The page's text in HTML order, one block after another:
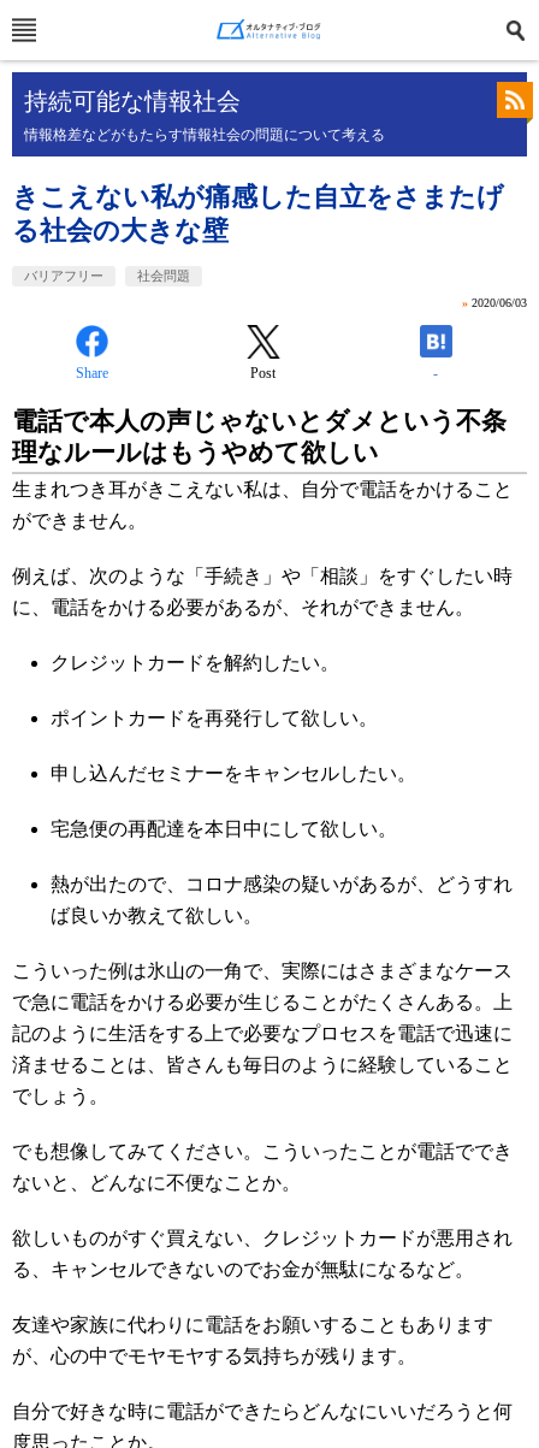
持続可能な情報社会
情報格差などがもたらす情報社会の問題について考える
きこえない私が痛感した自立をさまたげ
る社会の大きな壁
バリアフリー 社会問題
» 2020/06/03
Share Post -
電話で本人の声じゃないとダメという不条
理なルールはもうやめて欲しい
生まれつき耳がきこえない私は、自分で電話をかけること
ができません。
例えば、次のような「手続き」や「相談」をすぐしたい時
に、電話をかける必要があるが、それができません。
クレジットカードを解約したい。
ポイントカードを再発行して欲しい。
申し込んだセミナーをキャンセルしたい。
宅急便の再配達を本日中にして欲しい。
熱が出たので、コロナ感染の疑いがあるが、どうすれ
ば良いか教えて欲しい。
こういった例は氷山の一角で、実際にはさまざまなケース
で急に電話をかける必要が生じることがたくさんある。上
記のように生活をする上で必要なプロセスを電話で迅速に
済ませることは、皆さんも毎日のように経験していること
でしょう。
でも想像してみてください。こういったことが電話ででき
ないと、どんなに不便なことか。
欲しいものがすぐ買えない、クレジットカードが悪用され
る、キャンセルできないのでお金が無駄になるなど。
友達や家族に代わりに電話をお願いすることもあります
が、心の中でモヤモヤする気持ちが残ります。
自分で好きな時に電話ができたらどんなにいいだろうと何
度思ったことか。